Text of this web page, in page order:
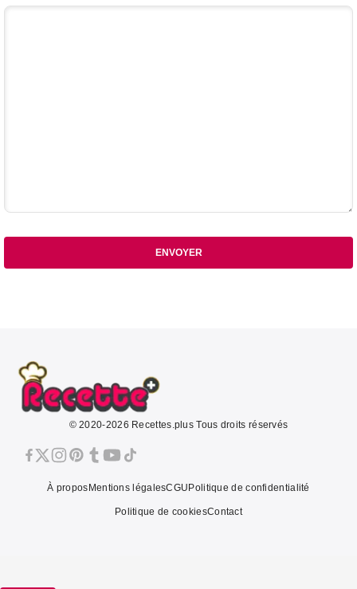
Votre commentaire
ENVOYER
© 2020-2026 Recettes.plus Tous droits réservés
À propos Mentions légalesCGU Politique de confidentialité
Politique de cookiesContact